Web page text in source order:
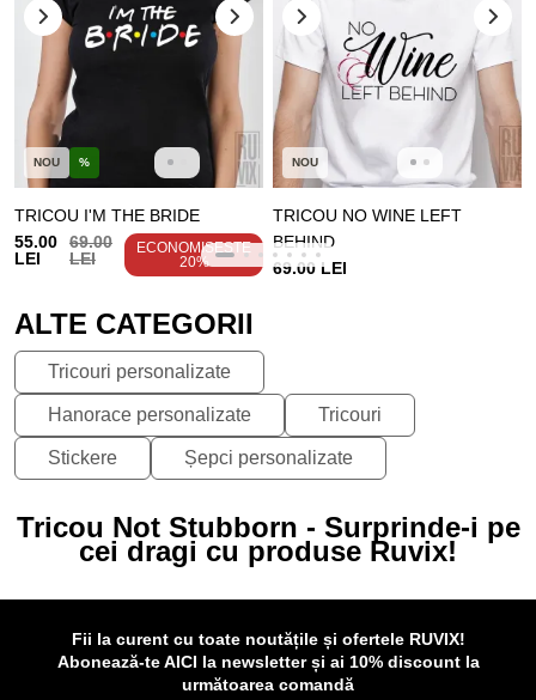
NOU %
TRICOU I'M THE BRIDE
55.00
LEI
69.00
LEI
ECONOMISEȘTE
20%
NOU
TRICOU NO WINE LEFT
BEHIND
69.00 LEI
ALTE CATEGORII
Tricouri personalizate
Hanorace personalizate Tricouri
Stickere Șepci personalizate
Tricou Not Stubborn - Surprinde-i pe
cei dragi cu produse Ruvix!
Fii la curent cu toate noutățile și ofertele RUVIX!
Abonează-te AICI la newsletter și ai 10% discount la
următoarea comandă